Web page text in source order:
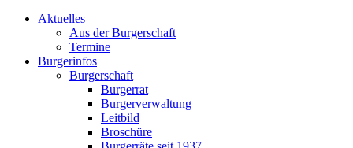
Aktuelles
Aus der Burgerschaft
Termine
Burgerinfos
Burgerschaft
Burgerrat
Burgerverwaltung
Leitbild
Broschüre